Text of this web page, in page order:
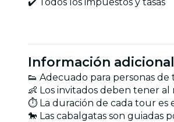
Información adicional
👟 Adecuado para personas
👶 Los invitados deben tener
⏱️ La duración de cada tour es
🐎 Las cabalgatas son